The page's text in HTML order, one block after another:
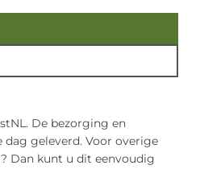
De bezorging en
geleverd. Voor overige
Dan kunt u dit eenvoudig